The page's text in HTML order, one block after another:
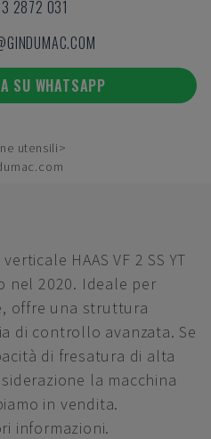
2872 031
SU WHATSAPP
utensili
HAAS VF 2 SS YT
nel 2020. Ideale per
offre una struttura
di controllo avanzata. Se
di fresatura di alta
la macchina
in vendita.
informazioni.